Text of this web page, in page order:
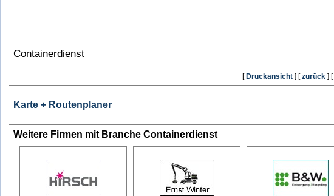
Containerdienst
[Druckansicht ] [zurück ] [
Karte + Routenplaner
Weitere Firmen mit Branche Containerdienst